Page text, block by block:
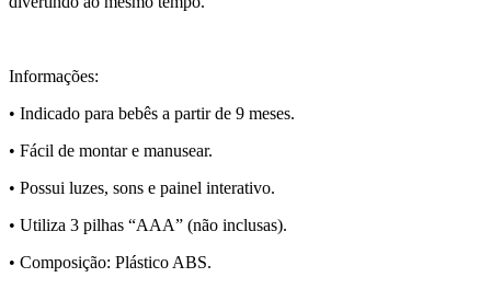
Informações:
• Indicado para bebês a partir de 9 meses.
• Fácil de montar e manusear.
• Possui luzes, sons e painel interativo.
• Utiliza 3 pilhas “AAA” (não inclusas).
• Composição: Plástico ABS.